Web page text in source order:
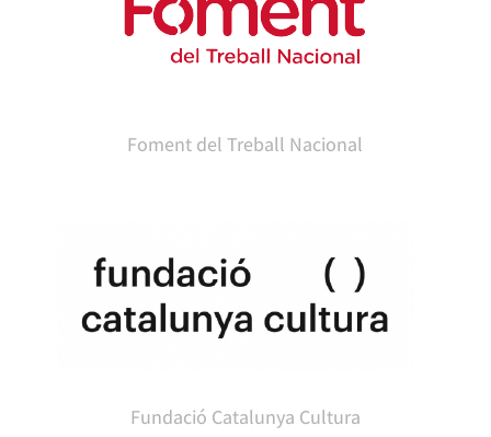
Foment del Treball Nacional
Fundació Catalunya Cultura